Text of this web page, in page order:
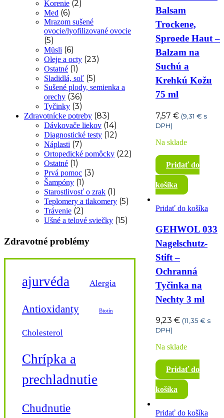
Korenie (2)
Med (6)
Mrazom sušené
ovocie/lyofilizované ovocie
(5)
Müsli (6)
Oleje a octy (23)
Ostatné (1)
Sladidlá, soľ (5)
Sušené plody, semienka a
orechy (36)
Tyčinky (3)
Zdravotnícke potreby (83)
Dávkovače liekov (14)
Diagnostické testy (12)
Náplasti (7)
Ortopedické pomôcky (22)
Ostatné (1)
Prvá pomoc (3)
Šampóny (1)
Starostlivosť o zrak (1)
Teplomery a tlakomery (5)
Trávenie (2)
Ušné a telové sviečky (15)
Zdravotné problémy
ajurvéda Alergia
Antioxidanty Biotín
Cholesterol
Chrípka a
prechladnutie
Chudnutie
Balsam
Trockene,
Sproede Haut –
Balzam na
Suchú a
Krehkú Kožu
75 ml
7,57 € (9,31 € s
DPH)
Na sklade
Pridať do
košíka
Pridať do košíka
GEHWOL 033
Nagelschutz-
Stift –
Ochranná
Tyčinka na
Nechty 3 ml
9,23 € (11,35 € s
DPH)
Na sklade
Pridať do
košíka
Pridať do košíka